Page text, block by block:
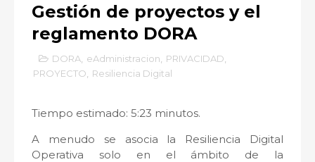
Gestión de proyectos y el
reglamento DORA
DORA eAdministracion PRIVACIDAD
PROYECTO
Resiliencia Digital
Tiempo estimado: 5:23 minutos.
A menudo se asocia la Resiliencia Digital
Operativa solo en el ámbito de la